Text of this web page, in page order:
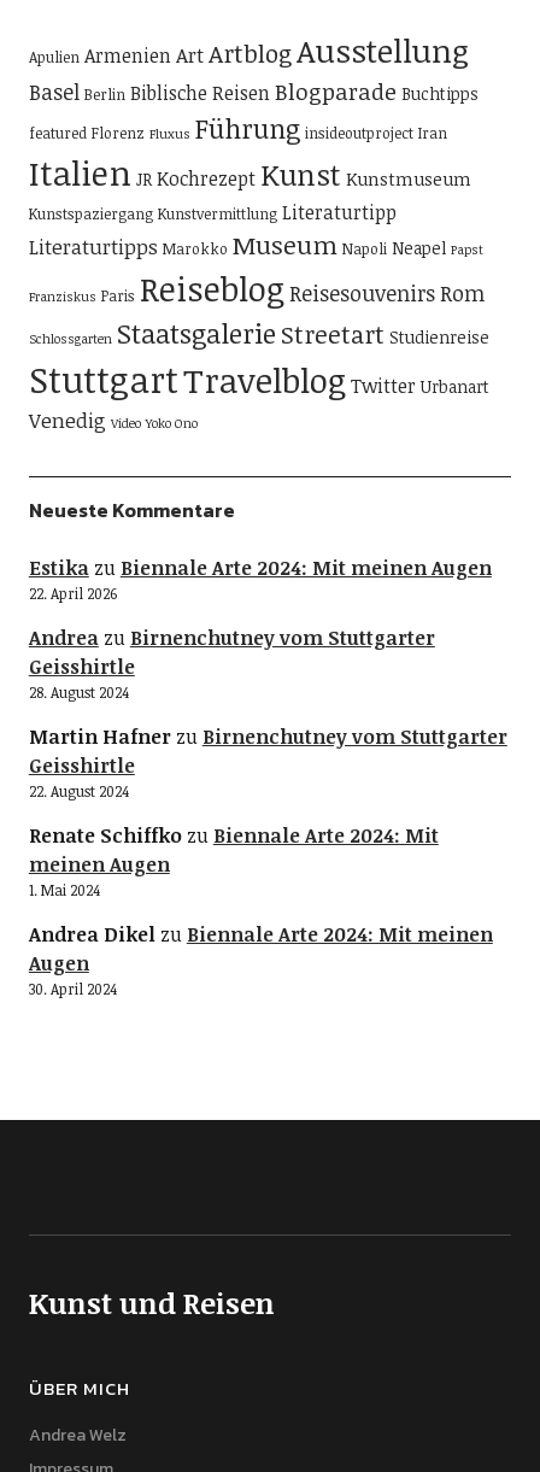
Apulien ArmenienArtArtblogAusstellung
Basel Berlin Biblische ReisenBlogparade Buchtipps
featured Florenz Fluxus Führung insideoutproject Iran
Italien JR Kochrezept Kunst Kunstmuseum
Kunstspaziergang Kunstvermittlung Literaturtipp
Literaturtipps Marokko Museum Napoli Neapel Papst
Franziskus Paris Reiseblog ReisesouvenirsRom
Schlossgarten Staatsgalerie Streetart Studienreise
StuttgartTravelblog Twitter Urbanart
Venedig Video Yoko Ono
Neueste Kommentare
Estikazu Biennale Arte 2024: Mit meinen Augen
22. April 2026
Andreazu Birnenchutney vom Stuttgarter
Geisshirtle
28. August 2024
Martin Hafnerzu Birnenchutney vom Stuttgarter
Geisshirtle
22. August 2024
Renate Schiffkozu Biennale Arte 2024: Mit
meinen Augen
1. Mai 2024
Andrea Dikelzu Biennale Arte 2024: Mit meinen
Augen
30. April 2024
Kunst und Reisen
ÜBER MICH
Andrea Welz